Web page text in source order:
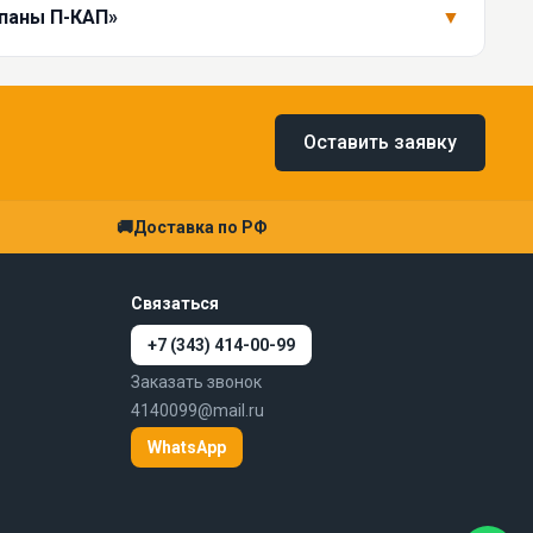
П-КАП» ▼
Оставить заявку
🚚Доставка по РФ
Связаться
+7 (343) 414-00-99
Заказать звонок
4140099@mail.ru
WhatsApp